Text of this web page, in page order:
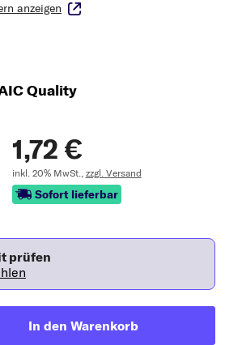
anzeigen
Quality
1,72 €
inkl. 20% MwSt., zzgl. Versand
Sofort lieferbar
prüfen
In den Warenkorb